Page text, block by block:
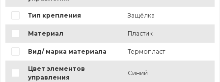
Тип крепления Защёлка
Материал Пластик
Вид/ марка материала Термопласт
Цвет элементов
управления
Синий